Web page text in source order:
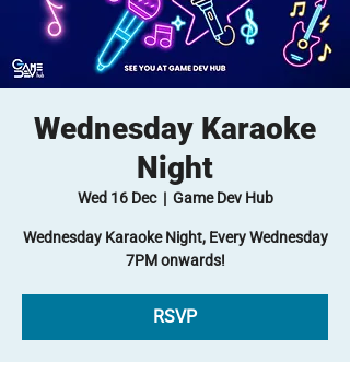
Wednesday Karaoke
Night
Wed 16 Dec
  |
Game Dev Hub
Wednesday Karaoke Night, Every Wednesday
7PM onwards!
RSVP